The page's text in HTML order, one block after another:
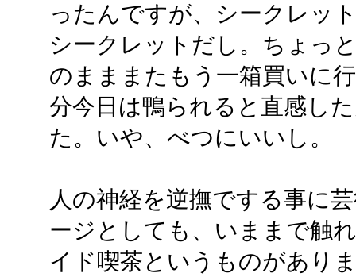
ったんですが、シークレッ
シークレットだし。ちょっ
のまままたもう一箱買いに
分今日は鴨られると直感し
た。いや、べつにいいし。
人の神経を逆撫でする事に
ージとしても、いままで触
イド喫茶というものがあり